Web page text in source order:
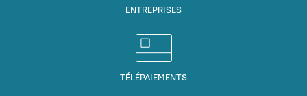
ENTREPRISES
TÉLÉPAIEMENTS